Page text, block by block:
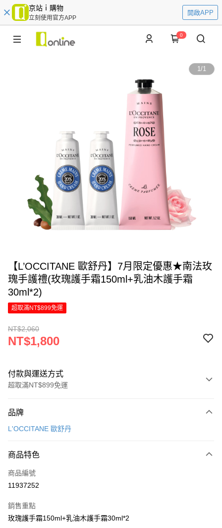
京站ｉ購物
立刻使用官方APP
開啟APP
0
1/1
【L’OCCITANE 歐舒丹】7月限定優惠★南法玫
瑰手護禮(玫瑰護手霜150ml+乳油木護手霜
30ml*2)
超取滿NT$899免運
NT$2,060
NT$1,800
付款與運送方式
超取滿NT$899免運
信用卡一次付款
Apple Pay
街口支付
Google Pay
品牌
L'OCCITANE 歐舒丹
商品特色
商品編號
11937252
銷售重點
玫瑰護手霜150ml+乳油木護手霜30ml*2